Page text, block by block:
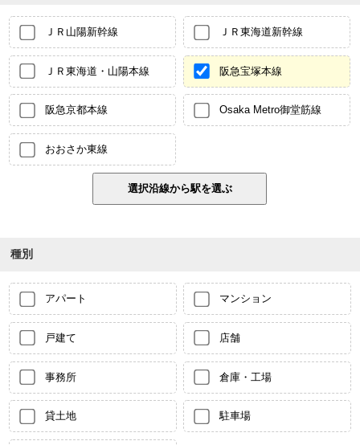
ＪＲ山陽新幹線 ＪＲ東海道新幹線
ＪＲ東海道・山陽本線 阪急宝塚本線
阪急京都本線 Osaka Metro御堂筋線
おおさか東線
種別
アパート マンション
戸建て 店舗
事務所 倉庫・工場
貸土地 駐車場